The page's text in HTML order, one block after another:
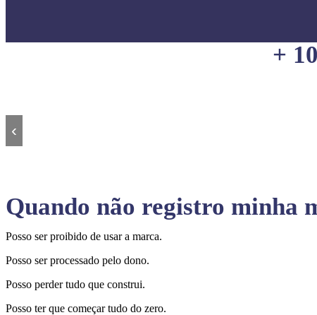
+
‹
Quando não registro minha
Posso ser proibido de usar a marca.
Posso ser processado pelo dono.
Posso perder tudo que construi.
Posso ter que começar tudo do zero.